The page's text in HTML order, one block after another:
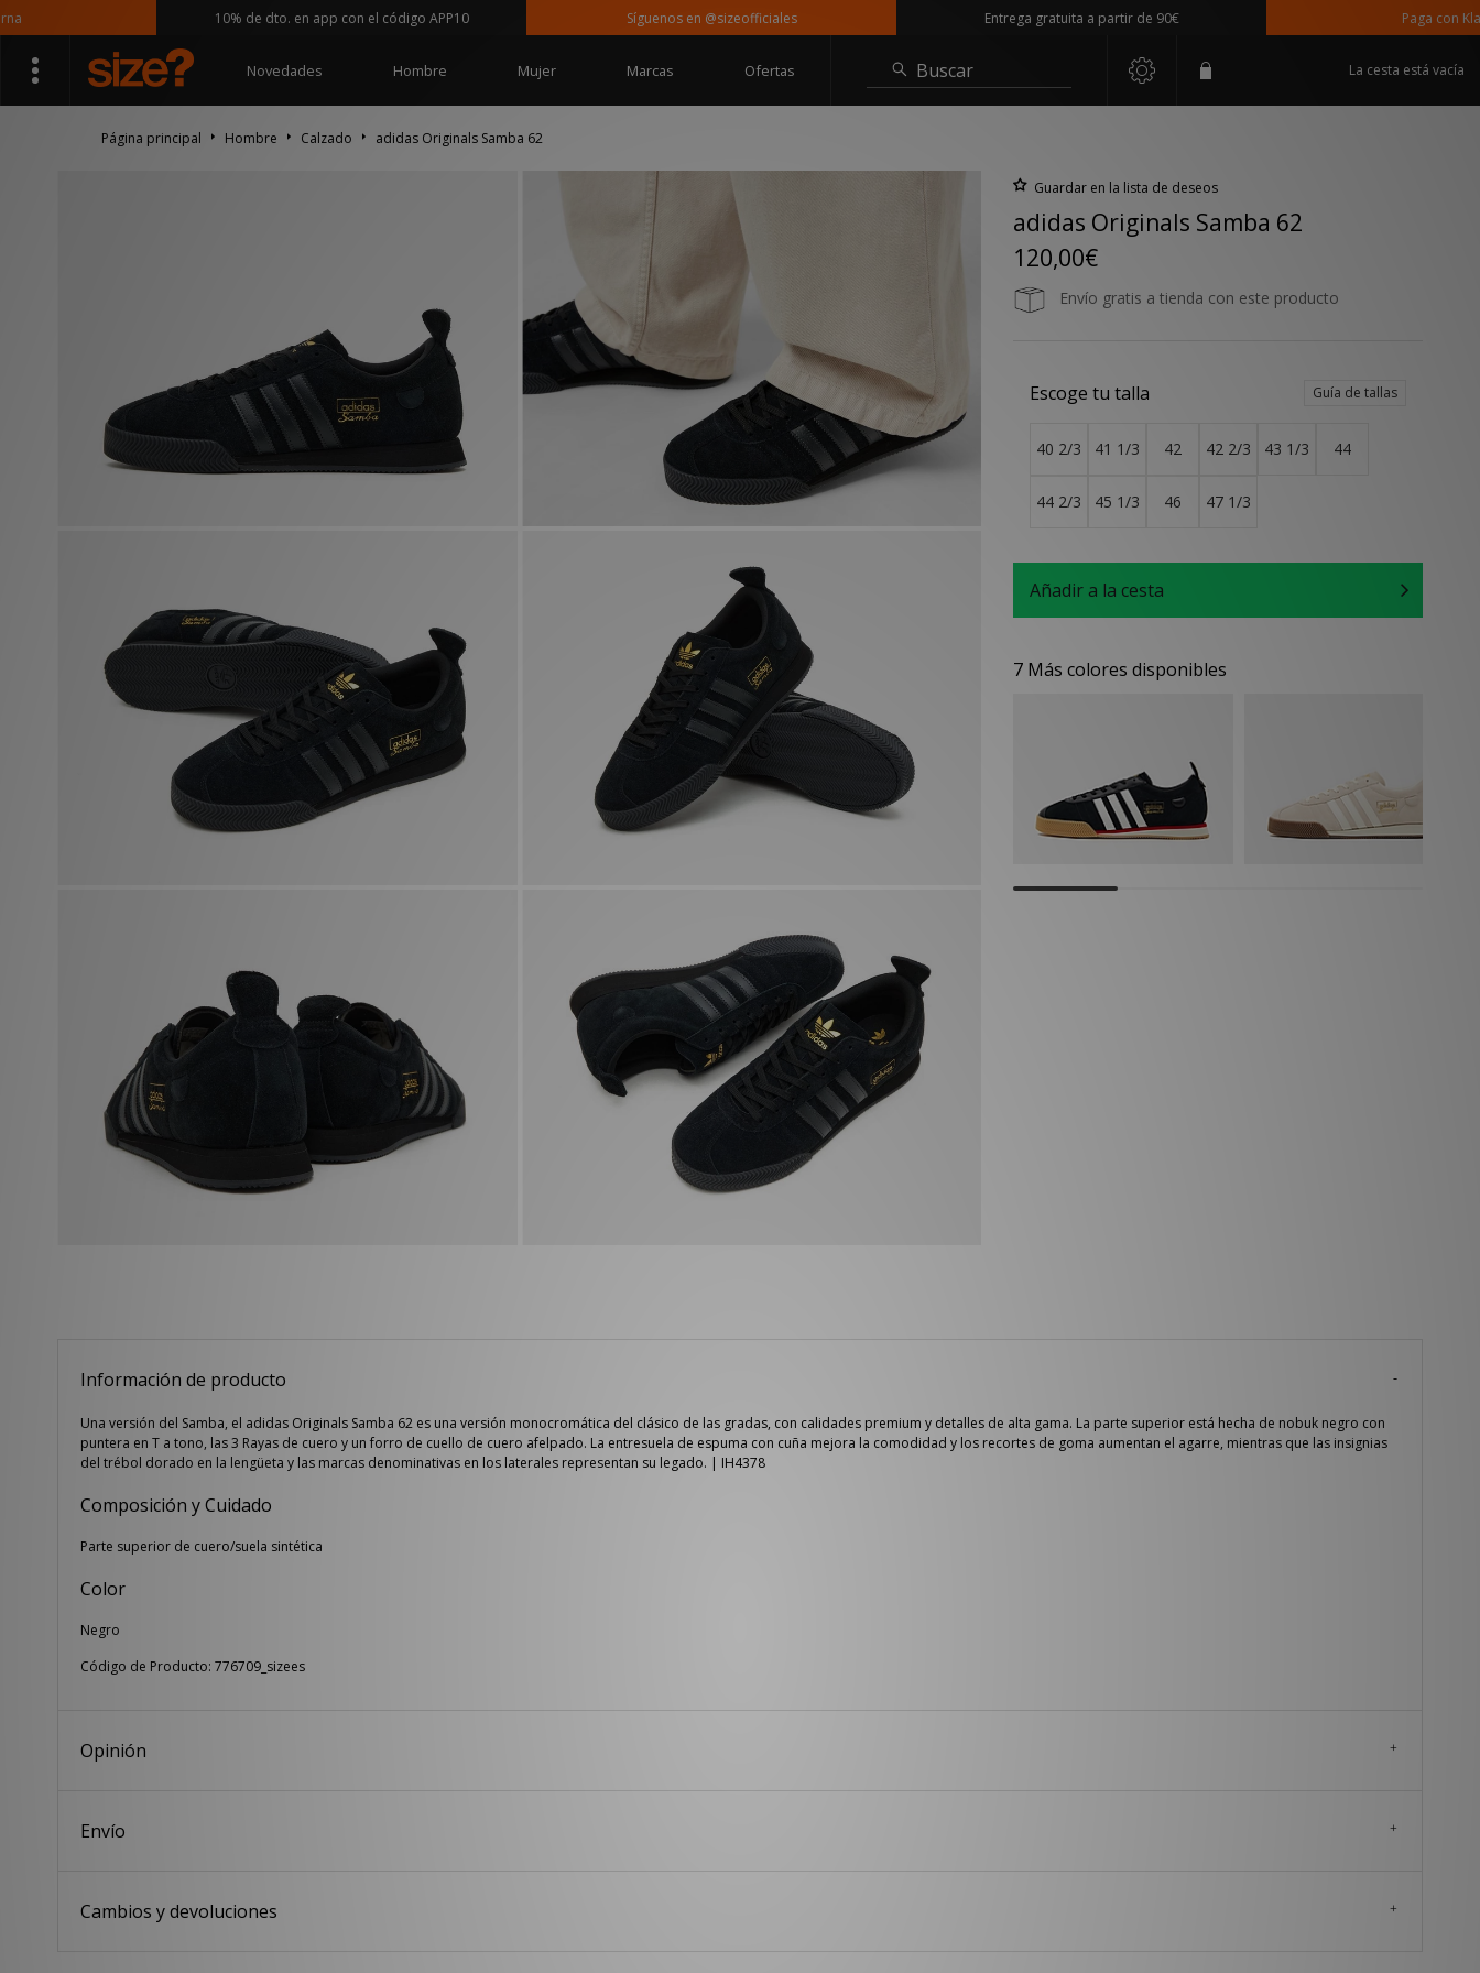
10% de dto. en app con el código APP10 Síguenos en @sizeofficiales Entrega gratuita a partir de 90€ Paga con Klarna
Novedades Hombre Mujer Marcas Ofertas Buscar La cesta está vacía
Página principal Hombre Calzado adidas Originals Samba 62
Guardar en la lista de deseos
adidas Originals Samba 62
120,00€
Envío gratis a tienda con este producto
Escoge tu talla Guía de tallas
40 2/3 41 1/3 42 42 2/3 43 1/3 44
44 2/3 45 1/3 46 47 1/3
Añadir a la cesta
7 Más colores disponibles
Información de producto
Una versión del Samba, el adidas Originals Samba 62 es una versión monocromática del clásico de las gradas, con calidades premium y detalles de alta gama. La parte superior está hecha de nobuk negro con
puntera en T a tono, las 3 Rayas de cuero y un forro de cuello de cuero afelpado. La entresuela de espuma con cuña mejora la comodidad y los recortes de goma aumentan el agarre, mientras que las insignias
del trébol dorado en la lengüeta y las marcas denominativas en los laterales representan su legado. | IH4378
Composición y Cuidado
Parte superior de cuero/suela sintética
Color
Negro
Código de Producto: 776709_sizees
Opinión
Envío
Cambios y devoluciones